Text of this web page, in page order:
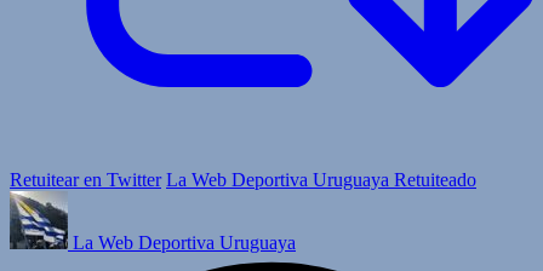
Retuitear en Twitter La Web Deportiva Uruguaya Retuiteado
La Web Deportiva Uruguaya